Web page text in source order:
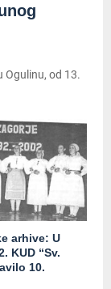
Ogulinu, od 13.
arhive: U
KUD “Sv.
10.